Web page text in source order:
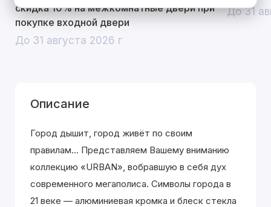
скидка 10% на межкомнатные двери при
покупке входной двери
До 31 августа 2026 г
До 31
Описание
Город дышит, город живёт по своим
правилам... Представляем Вашему вниманию
коллекцию «URBAN», вобравшую в себя дух
современного мегаполиса. Символы города в
21 веке — алюминиевая кромка и блеск стекла